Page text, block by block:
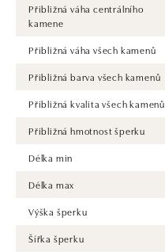
Přibližná váha centrálního
kamene
Přibližná váha všech kamenů
Přibližná barva všech kamenů
Přibližná kvalita všech kamenů
Přibližná hmotnost šperku
Délka min
Délka max
Výška šperku
Šířka šperku